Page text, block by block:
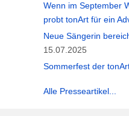
Wenn im September
probt tonArt für ein
Neue Sängerin
15.07.2025
Sommerfest der
Alle Presseartikel...